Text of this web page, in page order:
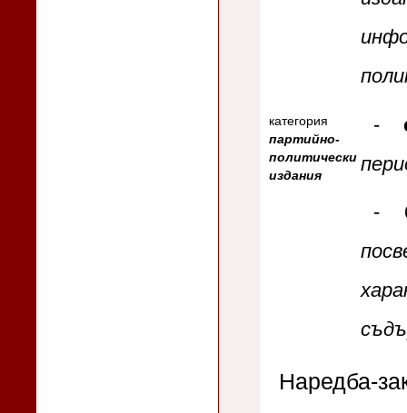
категория
партийно-
политически
издания
-
-
Наредба-